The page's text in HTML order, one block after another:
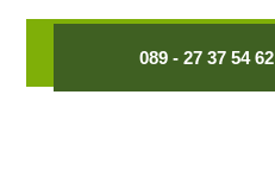
089 - 27 37 54 62